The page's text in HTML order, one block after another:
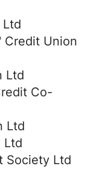
Ltd
Credit Union
Ltd
Co-
Ltd
Ltd
Society Ltd